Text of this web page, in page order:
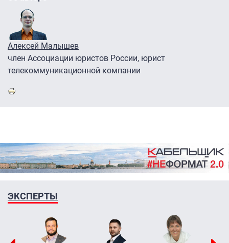
Алексей Малышев
член Ассоциации юристов России, юрист
телекоммуникационной компании
ЭКСПЕРТЫ